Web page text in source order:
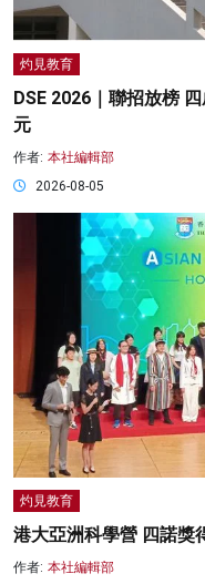
灼見教育
DSE 2026｜聯招放榜
元
作者: 本社編輯部
2026-08-05
灼見教育
港大亞洲科學營 四諾獎
作者: 本社編輯部